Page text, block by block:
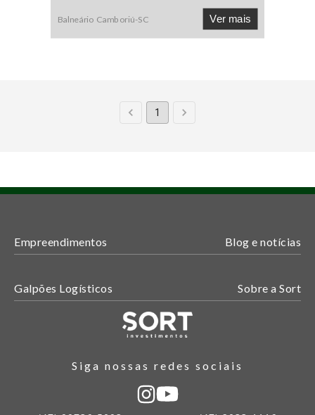
Balneário Camboriú-SC Ver mais
1
Empreendimentos Blog e notícias
Galpões Logísticos Sobre a Sort
Siga nossas redes sociais